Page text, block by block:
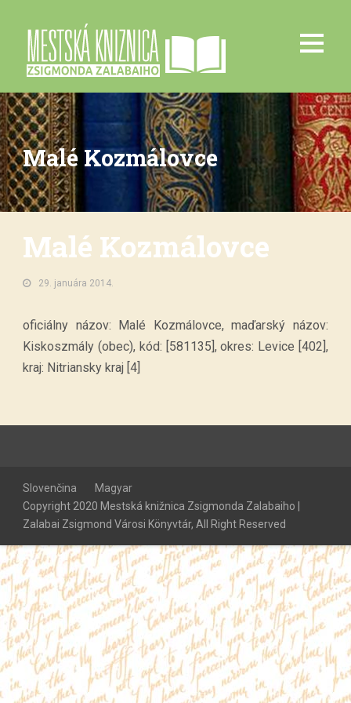
Malé Kozmálovce
Malé Kozmálovce
29. januára 2014.
oficiálny názov: Malé Kozmálovce, maďarský názov:
Kiskoszmály (obec), kód: [581135], okres: Levice [402],
kraj: Nitriansky kraj [4]
Slovenčina
Magyar
Copyright 2020 Mestská knižnica Zsigmonda Zalabaiho |
Zalabai Zsigmond Városi Könyvtár, All Right Reserved